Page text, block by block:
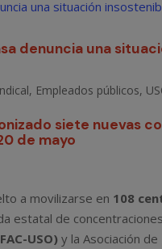
denuncia una
, Empleados públicos,
siete nuevas
de mayo
a movilizarse en 108
estatal de
USO) y la Asociación